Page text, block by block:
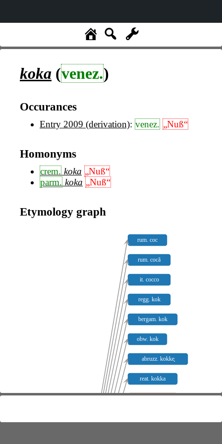
koka (venez.)
Occurances
Entry 2009 (derivation): venez. „Nuß“
Homonyms
crem. koka „Nuß“
parm. koka „Nuß“
Etymology graph
rum. coc
rum. cocă
it. cocco
regg. kok
bergam. kok
obw. kok
abruzz. kokke̥
reat. kokka